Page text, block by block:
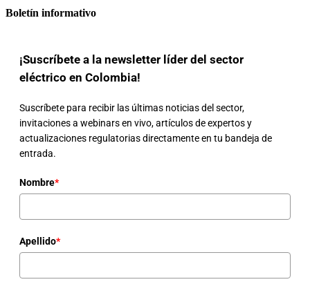
Boletín informativo
¡Suscríbete a la newsletter líder del sector
eléctrico en Colombia!
Suscríbete para recibir las últimas noticias del sector,
invitaciones a webinars en vivo, artículos de expertos y
actualizaciones regulatorias directamente en tu bandeja de
entrada.
Nombre*
Apellido*